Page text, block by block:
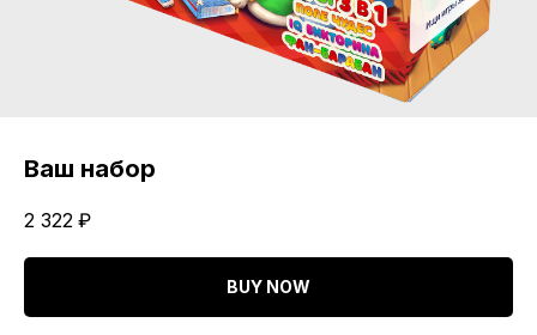
Ваш набор
2 322 ₽
BUY NOW